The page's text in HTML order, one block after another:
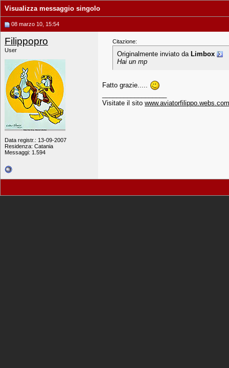
Visualizza messaggio singolo
08 marzo 10, 15:54
Filippopro
User
Data registr.: 13-09-2007
Residenza: Catania
Messaggi: 1.594
Citazione:
Originalmente inviato da Limbox
Hai un mp
Fatto grazie.....
Visitate il sito www.aviatorfilippo.webs.com